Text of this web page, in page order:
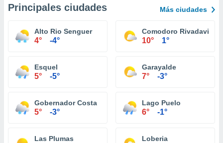
Principales ciudades Más ciudades
Alto Rio Senguer
4° -4°
Comodoro Rivadavia
10° 1°
Esquel
5° -5°
Garayalde
7° -3°
Gobernador Costa
5° -3°
Lago Puelo
6° -1°
Las Plumas Loberia